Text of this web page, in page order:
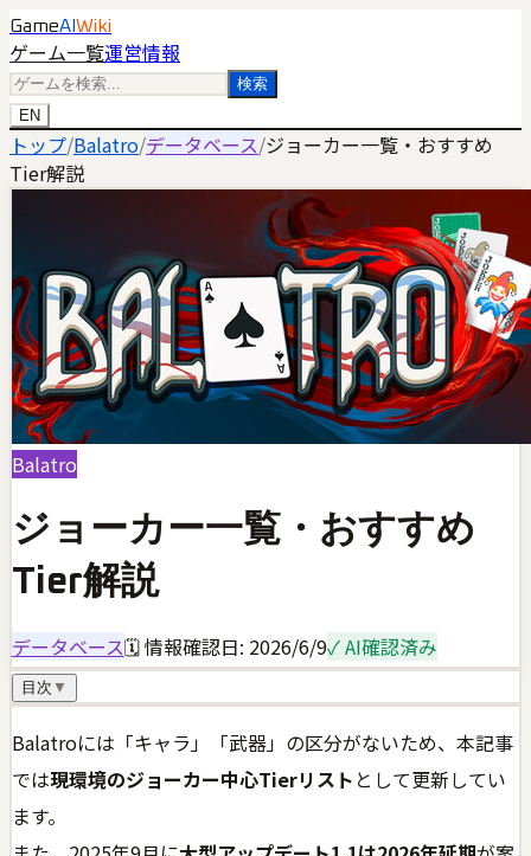
GameAI Wiki
ゲーム一覧運営情報
検索
EN
トップ/Balatro/データベース/ジョーカー一覧・おすすめ
Tier解説
Balatro
ジョーカー一覧・おすすめ
Tier解説
データベース🗓 情報確認日: 2026/6/9✓ AI確認済み
目次 ▼
Balatroには「キャラ」「武器」の区分がないため、本記事
では現環境のジョーカー中心Tierリスト として更新してい
ます。